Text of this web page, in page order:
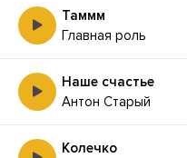
Таммм
Главная роль
Наше счастье
Антон Старый
Колечко